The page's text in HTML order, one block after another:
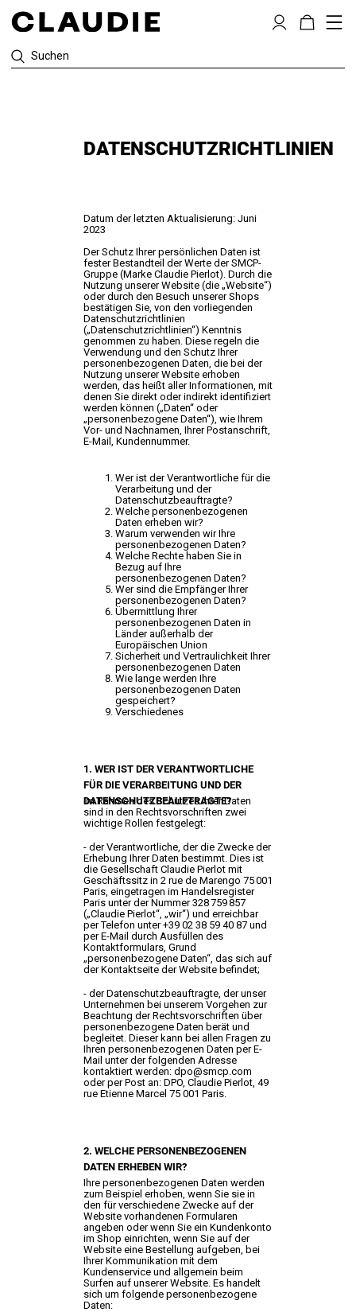
Suchen
DATENSCHUTZRICHTLINIEN
Datum der letzten Aktualisierung: Juni
2023
Der Schutz Ihrer persönlichen Daten ist
fester Bestandteil der Werte der SMCP-
Gruppe (Marke Claudie Pierlot). Durch die
Nutzung unserer Website (die „Website“)
oder durch den Besuch unserer Shops
bestätigen Sie, von den vorliegenden
Datenschutzrichtlinien
(„Datenschutzrichtlinien“) Kenntnis
genommen zu haben. Diese regeln die
Verwendung und den Schutz Ihrer
personenbezogenen Daten, die bei der
Nutzung unserer Website erhoben
werden, das heißt aller Informationen, mit
denen Sie direkt oder indirekt identifiziert
werden können („Daten“ oder
„personenbezogene Daten“), wie Ihrem
Vor- und Nachnamen, Ihrer Postanschrift,
E-Mail, Kundennummer.
Wer ist der Verantwortliche für die
Verarbeitung und der
Datenschutzbeauftragte?
Welche personenbezogenen
Daten erheben wir?
Warum verwenden wir Ihre
personenbezogenen Daten?
Welche Rechte haben Sie in
Bezug auf Ihre
personenbezogenen Daten?
Wer sind die Empfänger Ihrer
personenbezogenen Daten?
Übermittlung Ihrer
personenbezogenen Daten in
Länder außerhalb der
Europäischen Union
Sicherheit und Vertraulichkeit Ihrer
personenbezogenen Daten
Wie lange werden Ihre
personenbezogenen Daten
gespeichert?
Verschiedenes
1. WER IST DER VERANTWORTLICHE
FÜR DIE VERARBEITUNG UND DER
DATENSCHUTZBEAUFTRAGTE?
Im Rahmen des Schutzes Ihrer Daten
sind in den Rechtsvorschriften zwei
wichtige Rollen festgelegt:
- der Verantwortliche, der die Zwecke der
Erhebung Ihrer Daten bestimmt. Dies ist
die Gesellschaft Claudie Pierlot mit
Geschäftssitz in 2 rue de Marengo 75 001
Paris, eingetragen im Handelsregister
Paris unter der Nummer 328 759 857
(„Claudie Pierlot“, „wir“) und erreichbar
per Telefon unter +39 02 38 59 40 87 und
per E-Mail durch Ausfüllen des
Kontaktformulars, Grund
„personenbezogene Daten“, das sich auf
der Kontaktseite der Website befindet;
- der Datenschutzbeauftragte, der unser
Unternehmen bei unserem Vorgehen zur
Beachtung der Rechtsvorschriften über
personenbezogene Daten berät und
begleitet. Dieser kann bei allen Fragen zu
Ihren personenbezogenen Daten per E-
Mail unter der folgenden Adresse
kontaktiert werden: dpo@smcp.com
oder per Post an: DPO, Claudie Pierlot, 49
rue Etienne Marcel 75 001 Paris.
2. WELCHE PERSONENBEZOGENEN
DATEN ERHEBEN WIR?
Ihre personenbezogenen Daten werden
zum Beispiel erhoben, wenn Sie sie in
den für verschiedene Zwecke auf der
Website vorhandenen Formularen
angeben oder wenn Sie ein Kundenkonto
im Shop einrichten, wenn Sie auf der
Website eine Bestellung aufgeben, bei
Ihrer Kommunikation mit dem
Kundenservice und allgemein beim
Surfen auf unserer Website. Es handelt
sich um folgende personenbezogene
Daten: